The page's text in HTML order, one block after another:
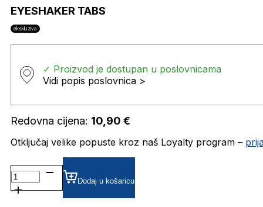
EYESHAKER TABS
ekskluziva
✓ Proizvod je dostupan u poslovnicama
Vidi popis poslovnica >
Redovna cijena: 10,90 €
Otključaj velike popuste kroz naš Loyalty program –
EYESHAKER
TABS
količina
Dodaj u košaricu